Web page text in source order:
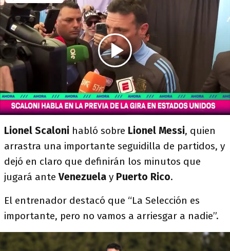
Lionel Scaloni habló sobre Lionel Messi, quien
arrastra una importante seguidilla de partidos, y
dejó en claro que definirán los minutos que
jugará anteVenezuela y Puerto Rico.
El entrenador destacó que “La Selección es
importante, pero no vamos a arriesgar a nadie”.